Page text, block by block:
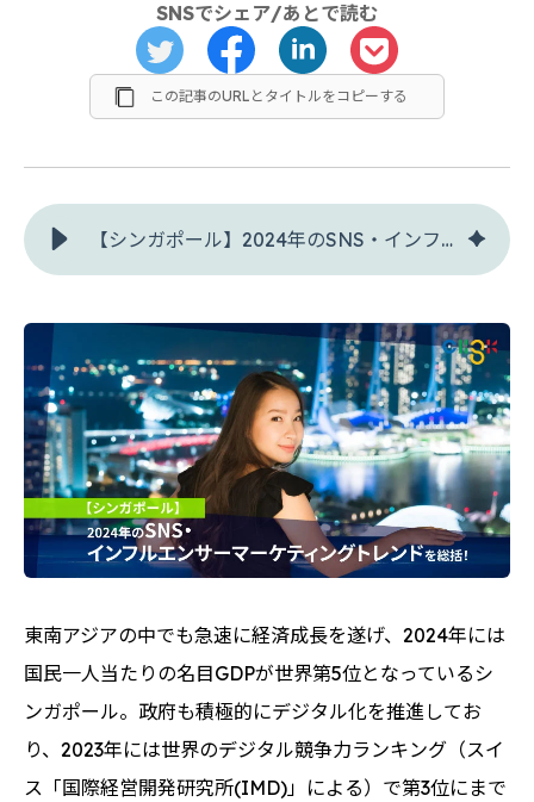
SNSでシェア/あとで読む
この記事のURLとタイトルをコピーする
【シンガポール】2024年のSNS・インフルエンサーマーケティングトレンドを総括！
東南アジアの中でも急速に経済成長を遂げ、2024年には
国民一人当たりの名目GDPが世界第5位となっているシ
ンガポール。政府も積極的にデジタル化を推進してお
り、2023年には世界のデジタル競争力ランキング（スイ
ス「国際経営開発研究所(IMD)」による）で第3位にまで